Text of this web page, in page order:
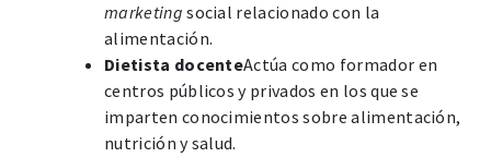
marketing social relacionado con la
alimentación.
Dietista docenteActúa como formador en
centros públicos y privados en los que se
imparten conocimientos sobre alimentación,
nutrición y salud.